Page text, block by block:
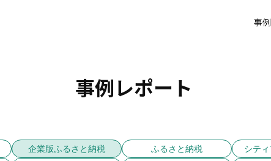
事
事例レポート
企業版ふるさと納税 ふるさと納税
シテ